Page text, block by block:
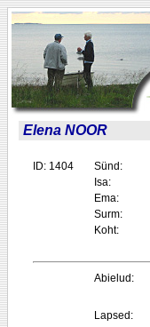
Elena NOOR
ID: 1404 Sünd:
Isa:
Ema:
Surm:
Koht:
Abielud:
Lapsed: